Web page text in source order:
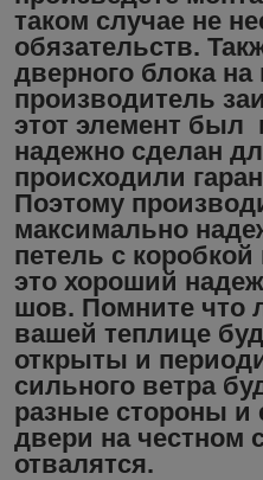
таком случае не
обязательств.
дверного блока
производитель
этот элемент был
надежно сделан
происходили
Поэтому
максимально
петель с
это хороший
шов. Помните что
вашей теплице
открыты и
сильного ветра
разные стороны и
двери на честном
отвалятся.